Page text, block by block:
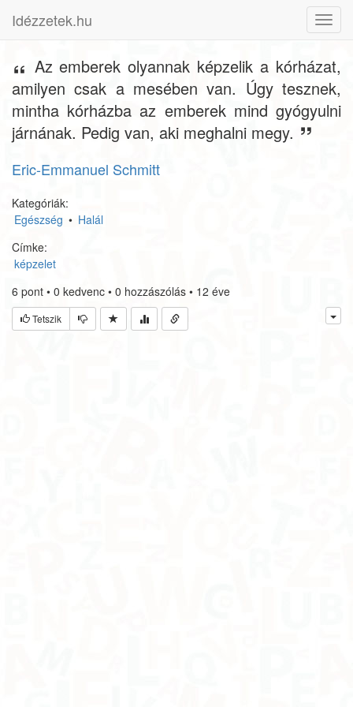
Idézzetek.hu
Az emberek olyannak képzelik a kórházat,
amilyen csak a mesében van. Úgy tesznek,
mintha kórházba az emberek mind gyógyulni
járnának. Pedig van, aki meghalni megy.
Eric-Emmanuel Schmitt
Kategóriák:
Egészség • Halál
Címke:
képzelet
6 pont • 0 kedvenc • 0 hozzászólás • 12 éve
Tetszik